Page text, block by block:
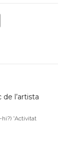
l’artista
hi?) *Activitat